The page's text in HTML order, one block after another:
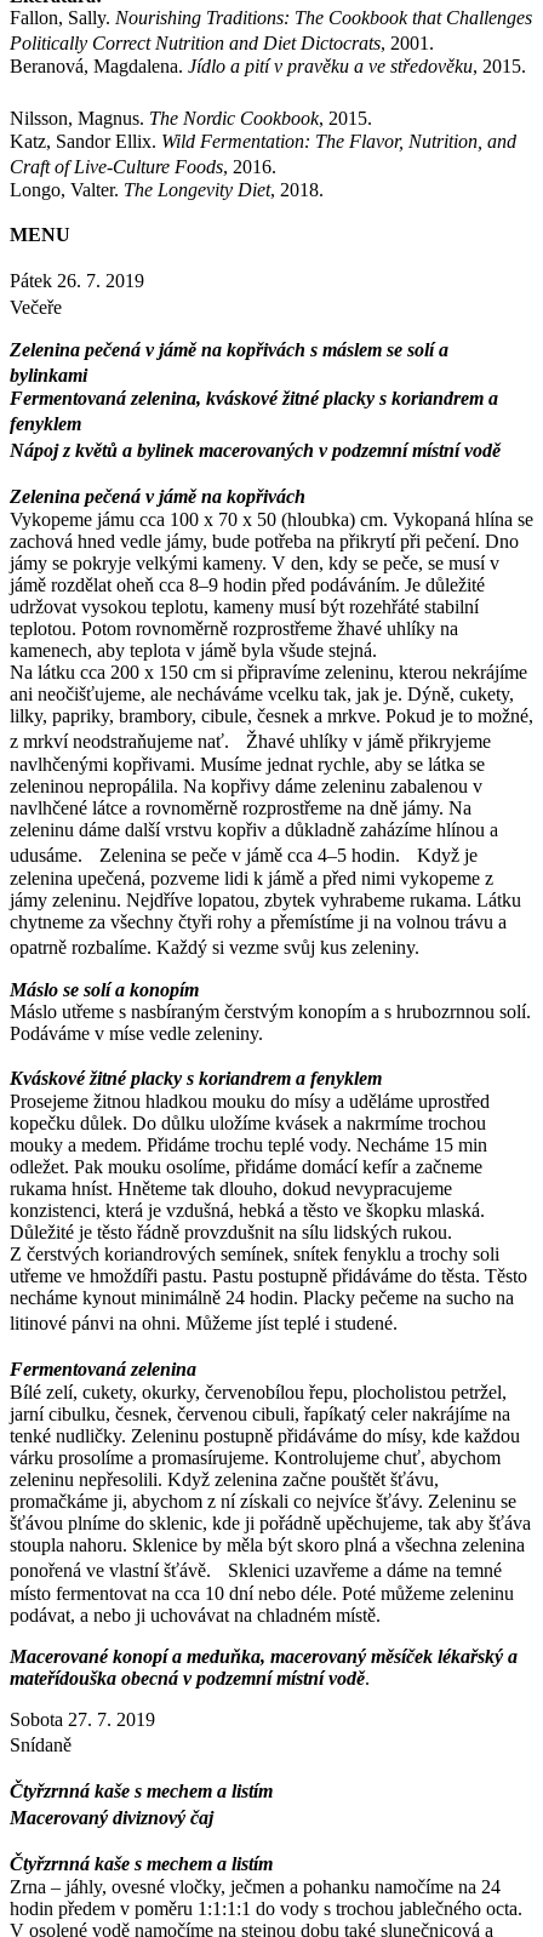
Fallon, Sally. Nourishing Traditions: The Cookbook that Challenges
Politically Correct Nutrition and Diet Dictocrats, 2001.
Beranová, Magdalena. Jídlo a pití v pravěku a ve středověku, 2015.
Nilsson, Magnus. The Nordic Cookbook, 2015.
Katz, Sandor Ellix. Wild Fermentation: The Flavor, Nutrition, and
Craft of Live-Culture Foods, 2016.
Longo, Valter. The Longevity Diet, 2018.
MENU
Pátek 26. 7. 2019
Večeře
Zelenina pečená v jámě na kopřivách s máslem se solí a
bylinkami
Fermentovaná zelenina, kváskové žitné placky s koriandrem a
fenyklem
Nápoj z květů a bylinek macerovaných v podzemní místní vodě
Zelenina pečená v jámě na kopřivách
Vykopeme jámu cca 100 x 70 x 50 (hloubka) cm. Vykopaná hlína se
zachová hned vedle jámy, bude potřeba na přikrytí při pečení. Dno
jámy se pokryje velkými kameny. V den, kdy se peče, se musí v
jámě rozdělat oheň cca 8–9 hodin před podáváním. Je důležité
udržovat vysokou teplotu, kameny musí být rozehřáté stabilní
teplotou. Potom rovnoměrně rozprostřeme žhavé uhlíky na
kamenech, aby teplota v jámě byla všude stejná.
Na látku cca 200 x 150 cm si připravíme zeleninu, kterou nekrájíme
ani neočišťujeme, ale necháváme vcelku tak, jak je. Dýně, cukety,
lilky, papriky, brambory, cibule, česnek a mrkve. Pokud je to možné,
z mrkví neodstraňujeme nať. Žhavé uhlíky v jámě přikryjeme
navlhčenými kopřivami. Musíme jednat rychle, aby se látka se
zeleninou nepropálila. Na kopřivy dáme zeleninu zabalenou v
navlhčené látce a rovnoměrně rozprostřeme na dně jámy. Na
zeleninu dáme další vrstvu kopřiv a důkladně zaházíme hlínou a
udusáme. Zelenina se peče v jámě cca 4–5 hodin. Když je
zelenina upečená, pozveme lidi k jámě a před nimi vykopeme z
jámy zeleninu. Nejdříve lopatou, zbytek vyhrabeme rukama. Látku
chytneme za všechny čtyři rohy a přemístíme ji na volnou trávu a
opatrně rozbalíme. Každý si vezme svůj kus zeleniny.
Máslo se solí a konopím
Máslo utřeme s nasbíraným čerstvým konopím a s hrubozrnnou solí.
Podáváme v míse vedle zeleniny.
Kváskové žitné placky s koriandrem a fenyklem
Prosejeme žitnou hladkou mouku do mísy a uděláme uprostřed
kopečku důlek. Do důlku uložíme kvásek a nakrmíme trochou
mouky a medem. Přidáme trochu teplé vody. Necháme 15 min
odležet. Pak mouku osolíme, přidáme domácí kefír a začneme
rukama hníst. Hněteme tak dlouho, dokud nevypracujeme
konzistenci, která je vzdušná, hebká a těsto ve škopku mlaská.
Důležité je těsto řádně provzdušnit na sílu lidských rukou.
Z čerstvých koriandrových semínek, snítek fenyklu a trochy soli
utřeme ve hmoždíři pastu. Pastu postupně přidáváme do těsta. Těsto
necháme kynout minimálně 24 hodin. Placky pečeme na sucho na
litinové pánvi na ohni. Můžeme jíst teplé i studené.
Fermentovaná zelenina
Bílé zelí, cukety, okurky, červenobílou řepu, plocholistou petržel,
jarní cibulku, česnek, červenou cibuli, řapíkatý celer nakrájíme na
tenké nudličky. Zeleninu postupně přidáváme do mísy, kde každou
várku prosolíme a promasírujeme. Kontrolujeme chuť, abychom
zeleninu nepřesolili. Když zelenina začne pouštět šťávu,
promačkáme ji, abychom z ní získali co nejvíce šťávy. Zeleninu se
šťávou plníme do sklenic, kde ji pořádně upěchujeme, tak aby šťáva
stoupla nahoru. Sklenice by měla být skoro plná a všechna zelenina
ponořená ve vlastní šťávě. Sklenici uzavřeme a dáme na temné
místo fermentovat na cca 10 dní nebo déle. Poté můžeme zeleninu
podávat, a nebo ji uchovávat na chladném místě.
Macerované konopí a meduňka, macerovaný měsíček lékařský a
mateřídouška obecná v podzemní místní vodě.
Sobota 27. 7. 2019
Snídaně
Čtyřzrnná kaše s mechem a listím
Macerovaný diviznový čaj
Čtyřzrnná kaše s mechem a listím
Zrna – jáhly, ovesné vločky, ječmen a pohanku namočíme na 24
hodin předem v poměru 1:1:1:1 do vody s trochou jablečného octa.
V osolené vodě namočíme na stejnou dobu také slunečnicová a